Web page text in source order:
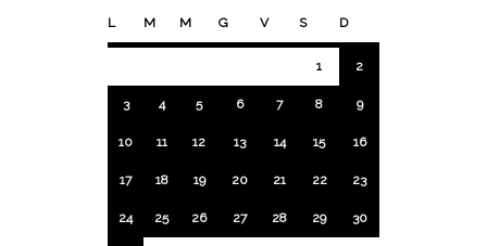
L M M G V S D
1 2
3 4 5 6 7 8 9
10 11 12 13 14 15 16
17 18 19 20 21 22 23
24 25 26 27 28 29 30